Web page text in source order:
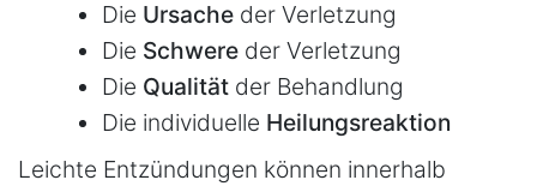
Die Ursache der Verletzung
Die Schwere der Verletzung
Die Qualität der Behandlung
Die individuelle Heilungsreaktion
Leichte Entzündungen können innerhalb